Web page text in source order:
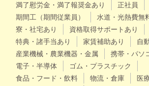
満了慰労金・満了報奨金あり
正社員
期間工（期間従業員）
水道・光熱費無
寮・社宅あり
資格取得サポートあり
特典・諸手当あり
家賃補助あり
自
産業機械・農業機器・金属
携帯・パソ
電子・半導体
ゴム・プラスチック
食品・フード・飲料
物流・倉庫
医